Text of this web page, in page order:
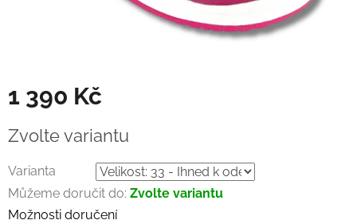
1 390 Kč
cena:
Zvolte variantu
Varianta
Můžeme doručit do: Zvolte variantu
Možnosti doručení